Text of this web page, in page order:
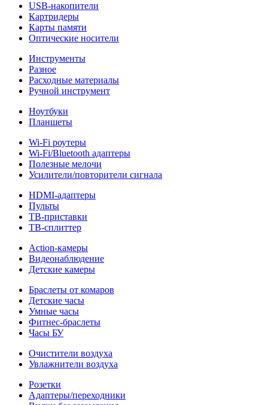
USB-накопители
Картридеры
Карты памяти
Оптические носители
Инструменты
Разное
Расходные материалы
Ручной инструмент
Ноутбуки
Планшеты
Wi-Fi роутеры
Wi-Fi/Bluetooth адаптеры
Полезные мелочи
Усилители/повторители сигнала
HDMI-адаптеры
Пульты
ТВ-приставки
ТВ-сплиттер
Action-камеры
Видеонаблюдение
Детские камеры
Браслеты от комаров
Детские часы
Умные часы
Фитнес-браслеты
Часы БУ
Очистители воздуха
Увлажнители воздуха
Розетки
Адаптеры/переходники